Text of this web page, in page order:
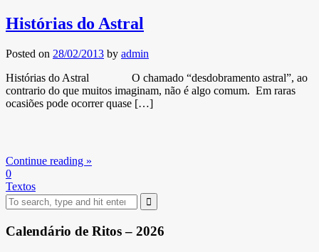
Histórias do Astral
Posted on 28/02/2013 by admin
Histórias do Astral O chamado “desdobramento astral”, ao
contrario do que muitos imaginam, não é algo comum. Em raras
ocasiões pode ocorrer quase […]
Continue reading »
0
Textos
Search
for:
Calendário de Ritos – 2026